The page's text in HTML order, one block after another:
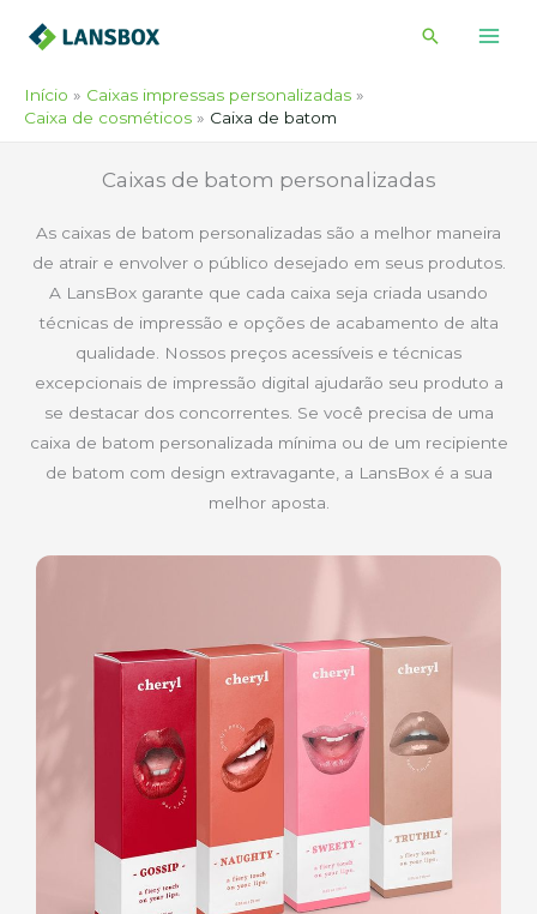
para
conteúdo
Pesquisar
Início
Caixas impressas personalizadas
Caixa de cosméticos
Caixa de batom
Caixas de batom personalizadas
As caixas de batom personalizadas são a melhor maneira
de atrair e envolver o público desejado em seus produtos.
A LansBox garante que cada caixa seja criada usando
técnicas de impressão e opções de acabamento de alta
qualidade. Nossos preços acessíveis e técnicas
excepcionais de impressão digital ajudarão seu produto a
se destacar dos concorrentes. Se você precisa de uma
caixa de batom personalizada mínima ou de um recipiente
de batom com design extravagante, a LansBox é a sua
melhor aposta.